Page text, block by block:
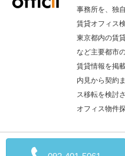
事務所を、独
賃貸オフィス
東京都内の賃
など主要都市
賃貸情報を掲
内見から契約
ス移転を検討
オフィス物件
全国の賃貸オ